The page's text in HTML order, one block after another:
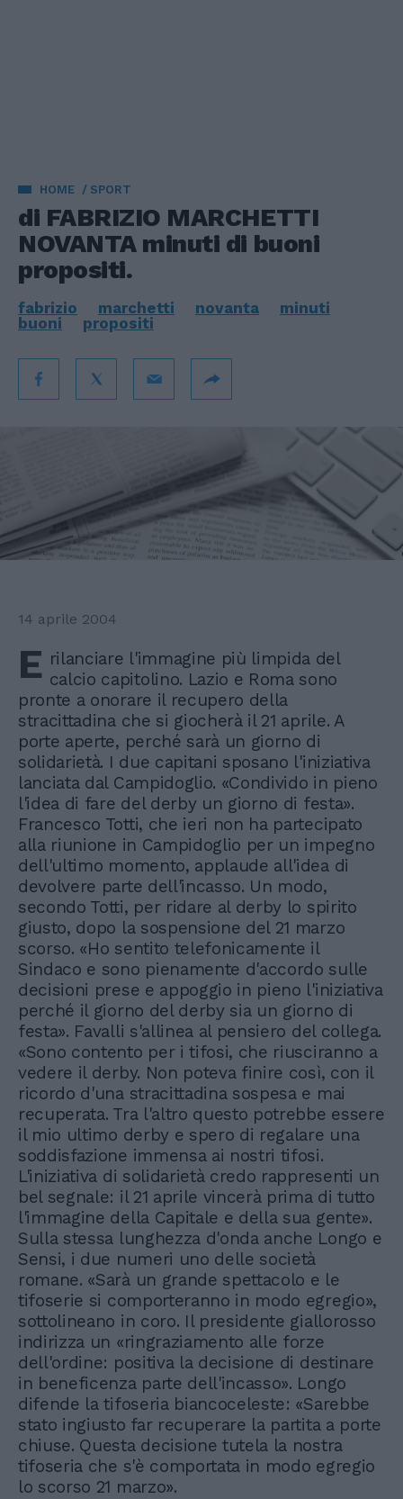
HOME SPORT
di FABRIZIO MARCHETTI
NOVANTA minuti di buoni
propositi.
fabrizio marchetti novanta
minuti
buoni
propositi
14 aprile 2004
E rilanciare l'immagine più limpida del
calcio capitolino. Lazio e Roma sono
pronte a onorare il recupero della
stracittadina che si giocherà il 21 aprile. A
porte aperte, perché sarà un giorno di
solidarietà. I due capitani sposano l'iniziativa
lanciata dal Campidoglio. «Condivido in pieno
l'idea di fare del derby un giorno di festa».
Francesco Totti, che ieri non ha partecipato
alla riunione in Campidoglio per un impegno
dell'ultimo momento, applaude all'idea di
devolvere parte dell'incasso. Un modo,
secondo Totti, per ridare al derby lo spirito
giusto, dopo la sospensione del 21 marzo
scorso. «Ho sentito telefonicamente il
Sindaco e sono pienamente d'accordo sulle
decisioni prese e appoggio in pieno l'iniziativa
perché il giorno del derby sia un giorno di
festa». Favalli s'allinea al pensiero del collega.
«Sono contento per i tifosi, che riusciranno a
vedere il derby. Non poteva finire così, con il
ricordo d'una stracittadina sospesa e mai
recuperata. Tra l'altro questo potrebbe essere
il mio ultimo derby e spero di regalare una
soddisfazione immensa ai nostri tifosi.
L'iniziativa di solidarietà credo rappresenti un
bel segnale: il 21 aprile vincerà prima di tutto
l'immagine della Capitale e della sua gente».
Sulla stessa lunghezza d'onda anche Longo e
Sensi, i due numeri uno delle società
romane. «Sarà un grande spettacolo e le
tifoserie si comporteranno in modo egregio»,
sottolineano in coro. Il presidente giallorosso
indirizza un «ringraziamento alle forze
dell'ordine: positiva la decisione di destinare
in beneficenza parte dell'incasso». Longo
difende la tifoseria biancoceleste: «Sarebbe
stato ingiusto far recuperare la partita a porte
chiuse. Questa decisione tutela la nostra
tifoseria che s'è comportata in modo egregio
lo scorso 21 marzo».